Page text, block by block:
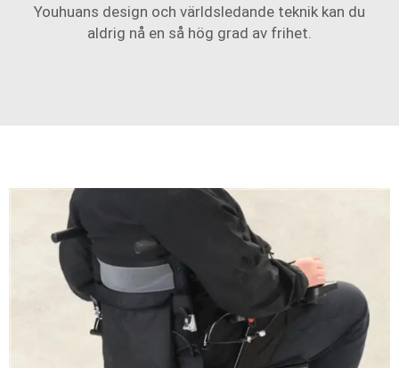
Youhuans design och världsledande teknik kan du
aldrig nå en så hög grad av frihet.